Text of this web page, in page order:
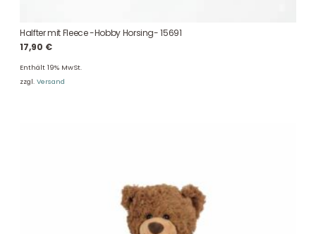
Halfter mit Fleece -Hobby Horsing- 15691
17,90 €
Enthält 19% MwSt.
zzgl. Versand